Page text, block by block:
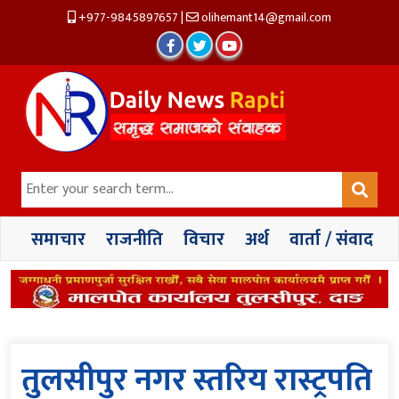
+977-9845897657| olihemant14@gmail.com
समाचार राजनीति विचार अर्थ वार्ता / संवाद
तुलसीपुर नगर स्तरिय रास्ट्रपति